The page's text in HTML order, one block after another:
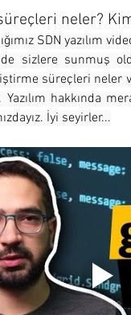
neler?
SDN yazılım
sizlere sunmuş
süreçleri
hakkında
İyi seyirler...